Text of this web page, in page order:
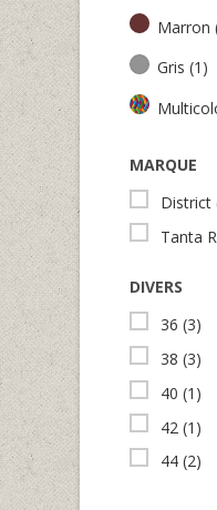
Marron
Gris (1)
MARQUE
District
Tanta
DIVERS
36 (3)
38 (3)
40 (1)
42 (1)
44 (2)